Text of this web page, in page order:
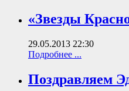
«Звезды
29.05.2013 22:30
Подробнее ...
Поздравляем